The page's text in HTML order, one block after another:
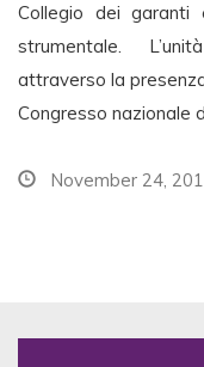
Collegio dei garanti
strumentale.
attraverso la
Congresso nazionale
November 24,